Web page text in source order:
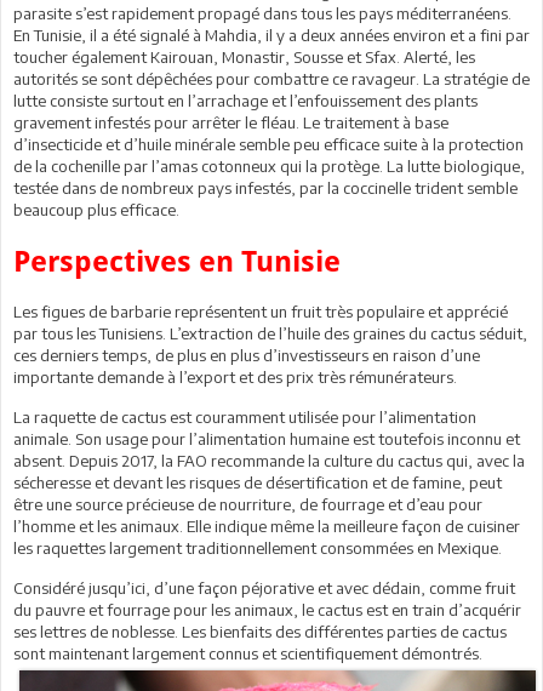
parasite s’est rapidement propagé dans tous les pays méditerranéens.
En Tunisie, il a été signalé à Mahdia, il y a deux années environ et a fini par
toucher également Kairouan, Monastir, Sousse et Sfax. Alerté, les
autorités se sont dépêchées pour combattre ce ravageur. La stratégie de
lutte consiste surtout en l’arrachage et l’enfouissement des plants
gravement infestés pour arrêter le fléau. Le traitement à base
d’insecticide et d’huile minérale semble peu efficace suite à la protection
de la cochenille par l’amas cotonneux qui la protège. La lutte biologique,
testée dans de nombreux pays infestés, par la coccinelle trident semble
beaucoup plus efficace.
Perspectives en Tunisie
Les figues de barbarie représentent un fruit très populaire et apprécié
par tous les Tunisiens. L’extraction de l’huile des graines du cactus séduit,
ces derniers temps, de plus en plus d’investisseurs en raison d’une
importante demande à l’export et des prix très rémunérateurs.
La raquette de cactus est couramment utilisée pour l’alimentation
animale. Son usage pour l’alimentation humaine est toutefois inconnu et
absent. Depuis 2017, la FAO recommande la culture du cactus qui, avec la
sécheresse et devant les risques de désertification et de famine, peut
être une source précieuse de nourriture, de fourrage et d’eau pour
l’homme et les animaux. Elle indique même la meilleure façon de cuisiner
les raquettes largement traditionnellement consommées en Mexique.
Considéré jusqu’ici, d’une façon péjorative et avec dédain, comme fruit
du pauvre et fourrage pour les animaux, le cactus est en train d’acquérir
ses lettres de noblesse. Les bienfaits des différentes parties de cactus
sont maintenant largement connus et scientifiquement démontrés.